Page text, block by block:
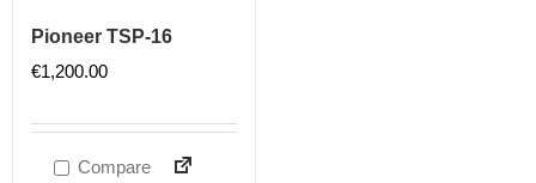
Pioneer TSP-16
€1,200.00
Compare